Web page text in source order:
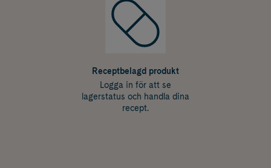
Receptbelagd produkt
Logga in för att se
lagerstatus och handla dina
recept.